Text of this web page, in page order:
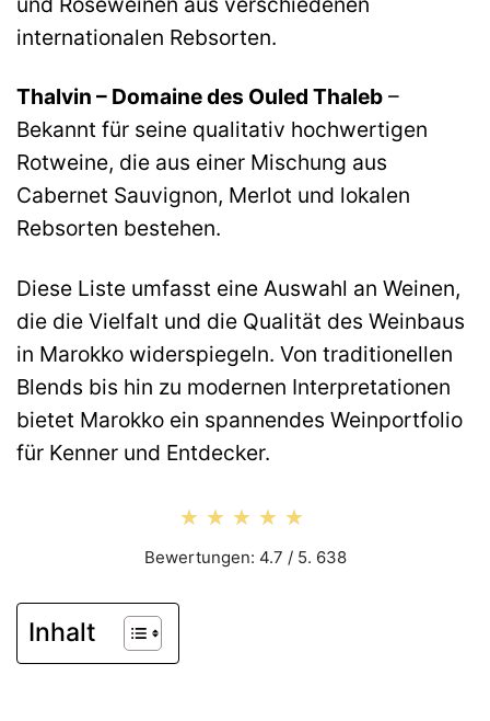
internationalen Rebsorten.
Thalvin – Domaine des Ouled Thaleb –
Bekannt für seine qualitativ hochwertigen
Rotweine, die aus einer Mischung aus
Cabernet Sauvignon, Merlot und lokalen
Rebsorten bestehen.
Diese Liste umfasst eine Auswahl an Weinen,
die die Vielfalt und die Qualität des Weinbaus
in Marokko widerspiegeln. Von traditionellen
Blends bis hin zu modernen Interpretationen
bietet Marokko ein spannendes Weinportfolio
für Kenner und Entdecker.
★★★★★
★★★★★
Bewertungen: 4.7 / 5. 638
Inhalt